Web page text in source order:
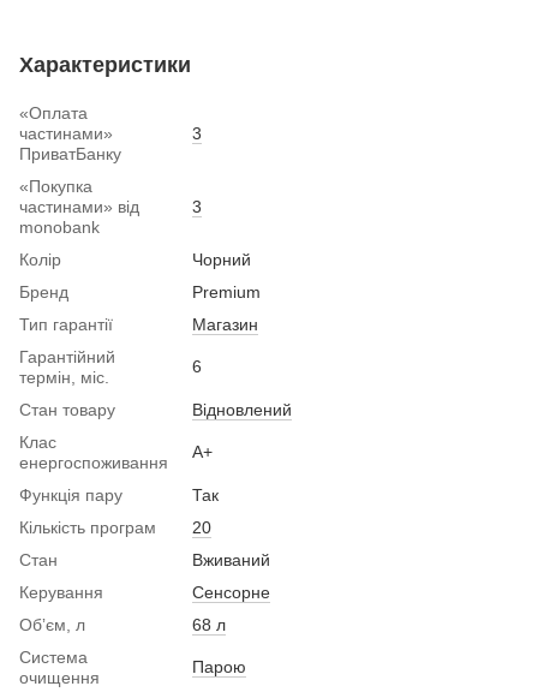
Характеристики
«Оплата
частинами»
ПриватБанку
3
«Покупка
частинами» від
monobank
3
Колір
Чорний
Бренд
Premium
Тип гарантії
Магазин
Гарантійний
термін, міс.
6
Стан товару
Вiдновлений
Клас
енергоспоживання
A+
Функція пару
Так
Кількість програм
20
Стан
Вживаний
Керування
Сенсорне
Обʼєм, л
68 л
Система
очищення
Парою